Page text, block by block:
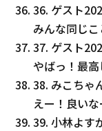
36. ゲスト
みんな同じ
37. ゲスト
やばっ！最
38. みこちゃ
えー！良いな
39. 小林よす